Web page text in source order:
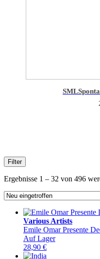
SML
Filter
Ergebnisse 1 – 32 von 496
Various Artists
Emile Omar Presente
Auf Lager
28,90 €